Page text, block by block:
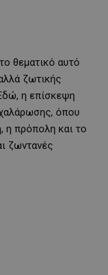
θεματικό αυτό
ζωτικής
η επίσκεψη
όπου
η πρόπολη και το
ζωντανές